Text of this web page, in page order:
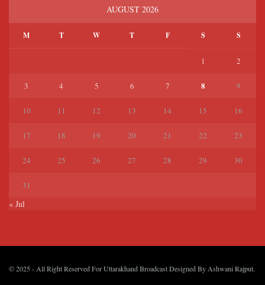
AUGUST 2026
M T W T F S S
1 2
3 4 5 6 7 8 9
10 11 12 13 14 15 16
17 18 19 20 21 22 23
24 25 26 27 28 29 30
31
« Jul
© 2025 - All Right Reserved For Uttarakhand Broadcast Designed By Ashwani Rajput.